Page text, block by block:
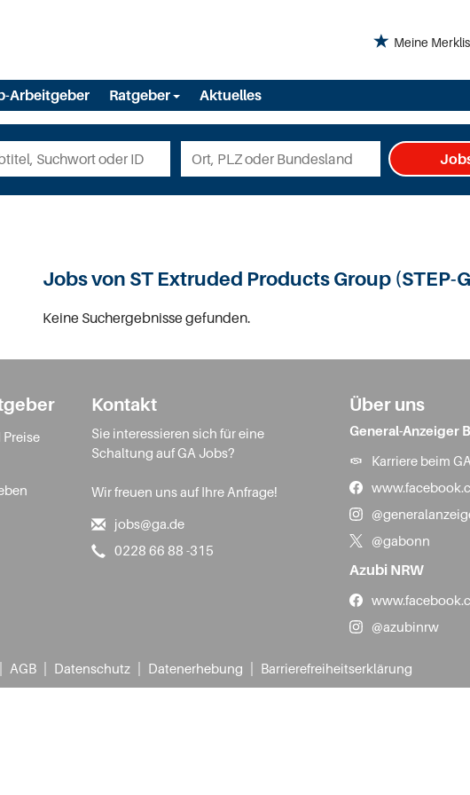
Meine
Arbeitgeber Ratgeber Aktuelles
Jobs von ST Extruded Products Group (STEP-
Keine Suchergebnisse gefunden.
Kontakt
Sie interessieren sich für eine
Schaltung auf GA Jobs?
Wir freuen uns auf Ihre Anfrage!
jobs@ga.de
0228 66 88 -315
Über uns
General-Anzeiger
Karriere beim GA
@gabonn
Azubi NRW
@azubinrw
AGB Datenschutz Datenerhebung Barrierefreiheitserklärung